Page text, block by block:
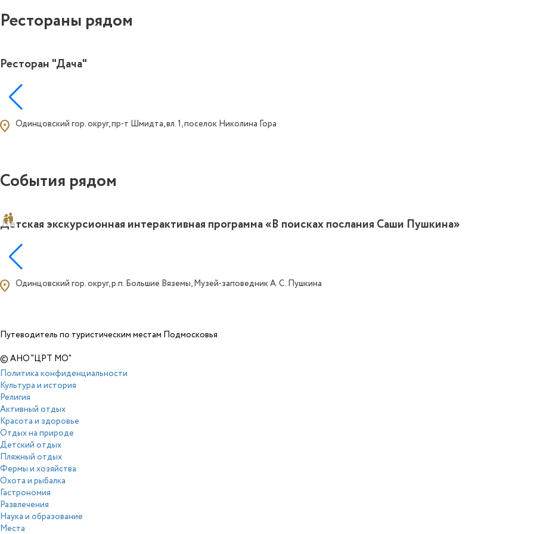
Рестораны рядом
Ресторан "Дача"
Одинцовский гор. округ, пр-т Шмидта, вл. 1, поселок Николина Гора
События рядом
Детская экскурсионная интерактивная программа «В поисках послания Саши Пушкина»
Одинцовский гор. округ, р.п. Большие Вяземы, Музей-заповедник А. С. Пушкина
Путеводитель по туристическим местам Подмосковья
© АНО "ЦРТ МО"
Политика конфиденциальности
Культура и история
Религия
Активный отдых
Красота и здоровье
Отдых на природе
Детский отдых
Пляжный отдых
Фермы и хозяйства
Охота и рыбалка
Гастрономия
Развлечения
Наука и образование
Места